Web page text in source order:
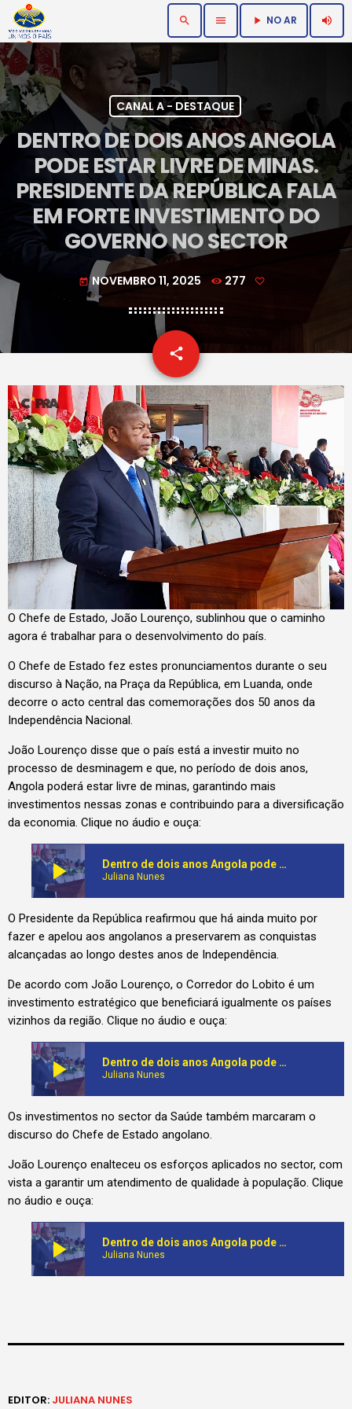
search menu play_arrow NO AR volume_up
CANAL A - DESTAQUE
DENTRO DE DOIS ANOS ANGOLA
PODE ESTAR LIVRE DE MINAS.
PRESIDENTE DA REPÚBLICA FALA
EM FORTE INVESTIMENTO DO
GOVERNO NO SECTOR
today NOVEMBRO 11, 2025 277
share
email
O Chefe de Estado, João Lourenço, sublinhou que o caminho
agora é trabalhar para o desenvolvimento do país.
O Chefe de Estado fez estes pronunciamentos durante o seu
discurso à Nação, na Praça da República, em Luanda, onde
decorre o acto central das comemorações dos 50 anos da
Independência Nacional.
João Lourenço disse que o país está a investir muito no
processo de desminagem e que, no período de dois anos,
Angola poderá estar livre de minas, garantindo mais
investimentos nessas zonas e contribuindo para a diversificação
da economia. Clique no áudio e ouça:
play_arrow Dentro de dois anos Angola pode estar livre de minas. Presidente da República fala em forte investimento do Governo no sector
Juliana Nunes
O Presidente da República reafirmou que há ainda muito por
fazer e apelou aos angolanos a preservarem as conquistas
alcançadas ao longo destes anos de Independência.
De acordo com João Lourenço, o Corredor do Lobito é um
investimento estratégico que beneficiará igualmente os países
vizinhos da região. Clique no áudio e ouça:
play_arrow Dentro de dois anos Angola pode estar livre de minas. Presidente da República fala em forte investimento do Governo no sector
Juliana Nunes
Os investimentos no sector da Saúde também marcaram o
discurso do Chefe de Estado angolano.
João Lourenço enalteceu os esforços aplicados no sector, com
vista a garantir um atendimento de qualidade à população. Clique
no áudio e ouça:
play_arrow Dentro de dois anos Angola pode estar livre de minas. Presidente da República fala em forte investimento do Governo no sector
Juliana Nunes
EDITOR: JULIANA NUNES